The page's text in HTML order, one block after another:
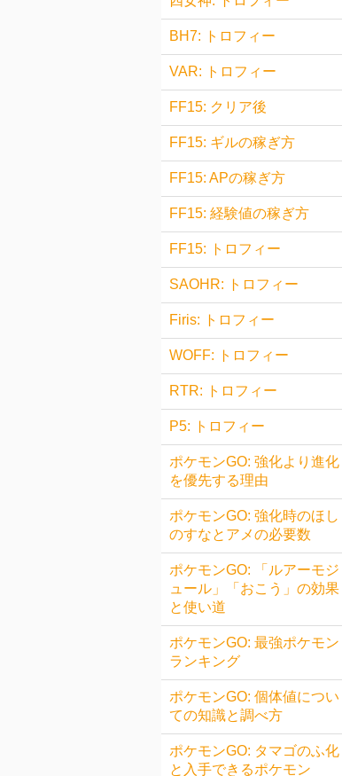
BH7: トロフィー
VAR: トロフィー
FF15: クリア後
FF15: ギルの稼ぎ方
FF15: APの稼ぎ方
FF15: 経験値の稼ぎ方
FF15: トロフィー
SAOHR: トロフィー
Firis: トロフィー
WOFF: トロフィー
RTR: トロフィー
P5: トロフィー
ポケモンGO: 強化より進化
を優先する理由
ポケモンGO: 強化時のほし
のすなとアメの必要数
ポケモンGO: 「ルアーモジ
ュール」「おこう」の効果
と使い道
ポケモンGO: 最強ポケモン
ランキング
ポケモンGO: 個体値につい
ての知識と調べ方
ポケモンGO: タマゴのふ化
と入手できるポケモン